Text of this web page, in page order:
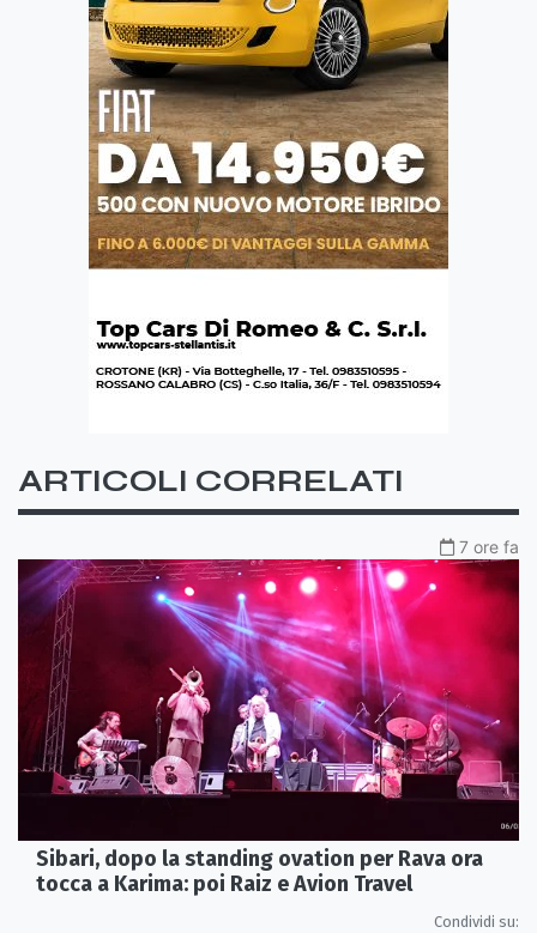
ARTICOLI CORRELATI
7 ore fa
Sibari, dopo la standing ovation per Rava ora
tocca a Karima: poi Raiz e Avion Travel
Condividi su: